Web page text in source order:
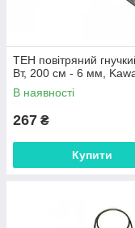
ТЕН повітряний
Вт, 200 см - 6 мм,
В наявності
267 ₴
Купити